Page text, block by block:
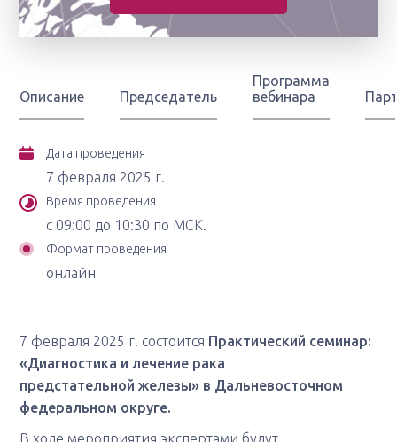
Описание Председатель
Программа
вебинара
Дата проведения
7 февраля 2025 г.
Время проведения
с 09:00 до 10:30 по МСК.
Формат проведения
онлайн
7 февраля 2025 г. состоится Практический семинар:
«Диагностика и лечение рака
предстательной железы» в Дальневосточном
федеральном округе.
В ходе мероприятия экспертами будут